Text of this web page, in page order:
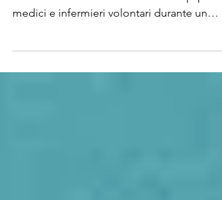
Nella foto: Il Presidente e Dott. Fabio
medici e infermieri volontari durante un